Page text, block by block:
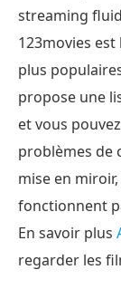
streaming
123movies
plus
propose une
et vous
problèmes de
mise en
fonctionnent
En savoir plus
regarder les